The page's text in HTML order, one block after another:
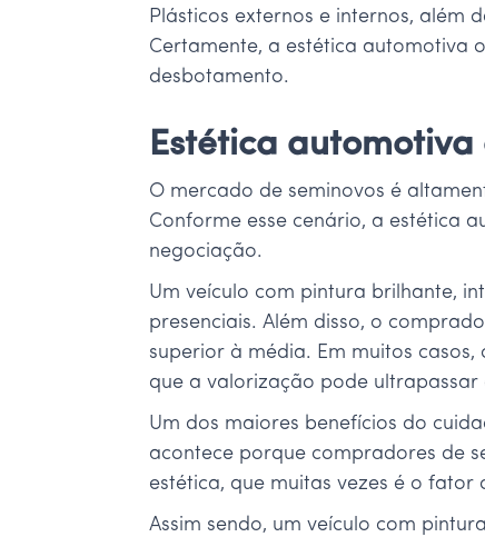
Plásticos externos e internos, além
Certamente, a estética automotiva
desbotamento.
Estética
O mercado de seminovos é
Conforme esse cenário, a estética
negociação.
Um veículo com pintura brilhante,
presenciais. Além disso, o
superior à média. Em muitos
que a valorização pode
Um dos maiores benefícios do
acontece porque compradores de
estética, que muitas vezes é o fator
Assim sendo, um veículo com